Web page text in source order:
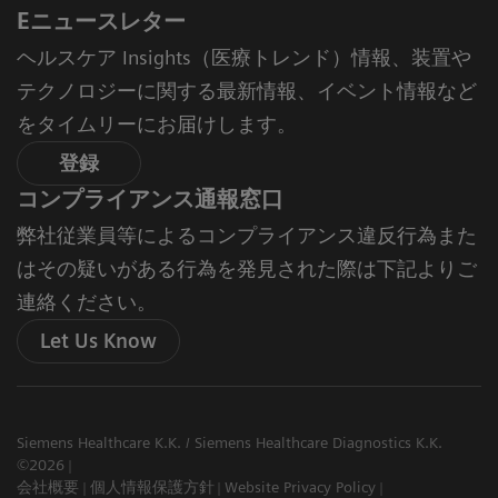
Eニュースレター
ヘルスケア Insights（医療トレンド）情報、装置や
テクノロジーに関する最新情報、イベント情報など
をタイムリーにお届けします。
登録
コンプライアンス通報窓口
弊社従業員等によるコンプライアンス違反行為また
はその疑いがある行為を発見された際は下記よりご
連絡ください。
Let Us Know
Siemens Healthcare K.K. / Siemens Healthcare Diagnostics K.K.
©2026
会社概要
個人情報保護方針
Website Privacy Policy